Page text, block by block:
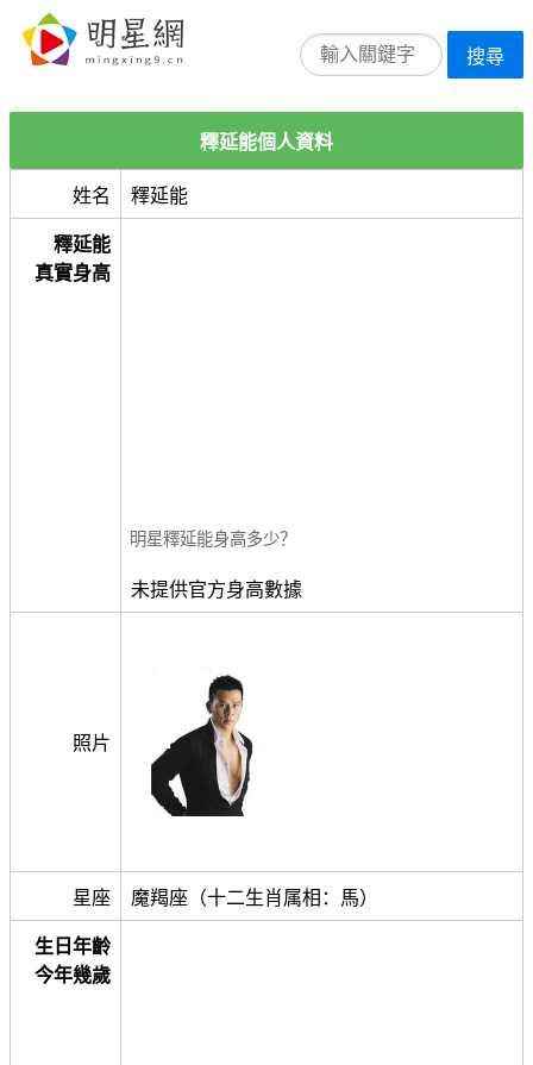
搜尋
釋延能個人資料
姓名 釋延能
釋延能
真實身高
明星釋延能身高多少？
未提供官方身高數據
照片
星座 魔羯座（十二生肖属相：馬）
生日年齡
今年幾歲